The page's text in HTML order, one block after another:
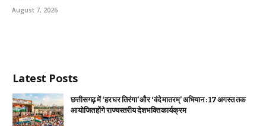
August 7, 2026
Latest Posts
छत्तीसगढ़ में ‘हर घर तिरंगा’ और ‘वंदे मातरम्’ अभियान : 17 अगस्त तक
आयोजित होंगे राज्यस्तरीय देशभक्ति कार्यक्रम